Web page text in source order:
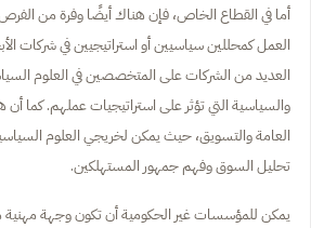
أما في القطاع الخاص، فإن هناك أيضًا وفرة من
العمل كمحللين سياسيين أو استراتيجيين في شركات
العديد من الشركات على المتخصصين في العلوم
والسياسية التي تؤثر على استراتيجيات عملهم. كما
العامة والتسويق، حيث يمكن لخريجي العلوم
تحليل السوق وفهم جمهور المستهلكين.
يمكن للمؤسسات غير الحكومية أن تكون وجهة مهنية